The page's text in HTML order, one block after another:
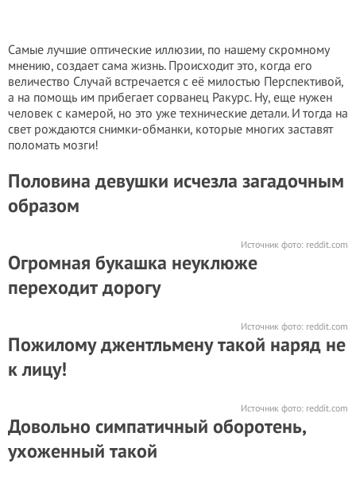
Самые лучшие оптические иллюзии, по нашему скромному
мнению, создает сама жизнь. Происходит это, когда его
величество Случай встречается с её милостью Перспективой,
а на помощь им прибегает сорванец Ракурс. Ну, еще нужен
человек с камерой, но это уже технические детали. И тогда на
свет рождаются снимки-обманки, которые многих заставят
поломать мозги!
Половина девушки исчезла загадочным
образом
Источник фото: reddit.com
Огромная букашка неуклюже
переходит дорогу
Источник фото: reddit.com
Пожилому джентльмену такой наряд не
к лицу!
Источник фото: reddit.com
Довольно симпатичный оборотень,
ухоженный такой